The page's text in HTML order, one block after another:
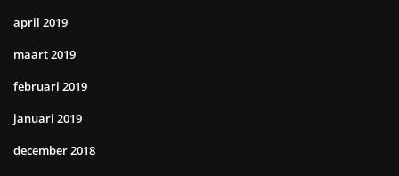
april 2019
maart 2019
februari 2019
januari 2019
december 2018